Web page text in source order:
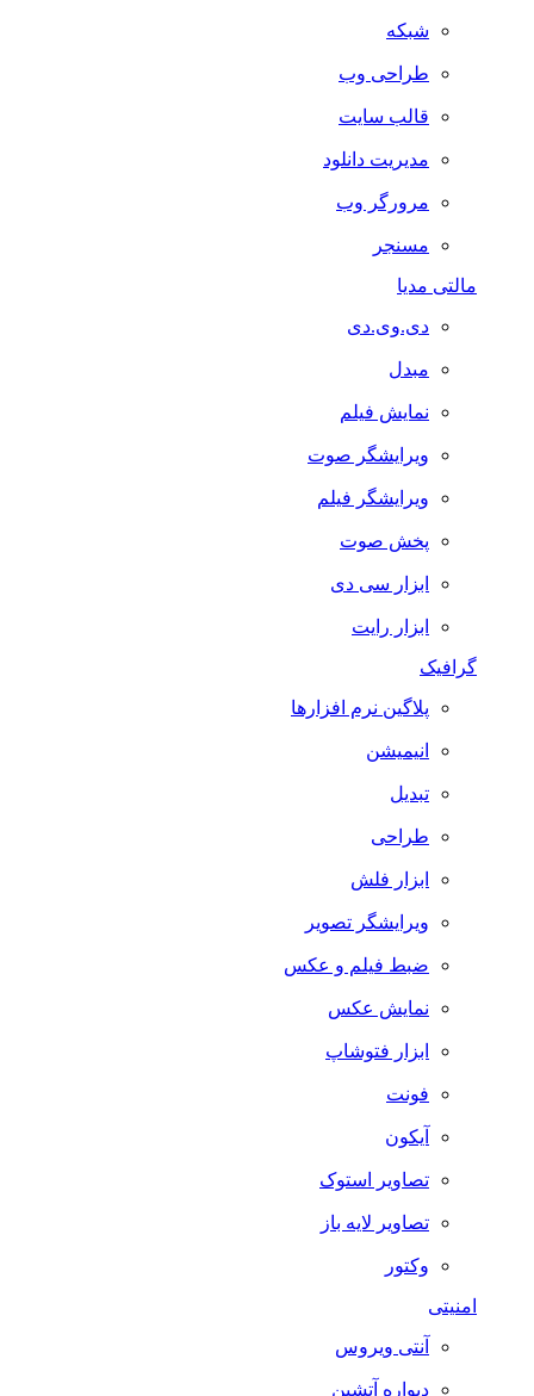
شبکه
طراحی وب
قالب سایت
مدیریت دانلود
مرورگر وب
مسنجر
مالتی مدیا
دی.وی.دی
مبدل
نمایش فیلم
ویرایشگر صوت
ویرایشگر فیلم
پخش صوت
ابزار سی دی
ابزار رایت
گرافیک
پلاگین نرم افزارها
انیمیشن
تبدیل
طراحی
ابزار فلش
ویرایشگر تصویر
ضبط فيلم و عكس
نمایش عکس
ابزار فتوشاپ
فونت
آیکون
تصاویر استوک
تصاویر لایه باز
وکتور
امنیتی
آنتی ویروس
دیواره آتشین